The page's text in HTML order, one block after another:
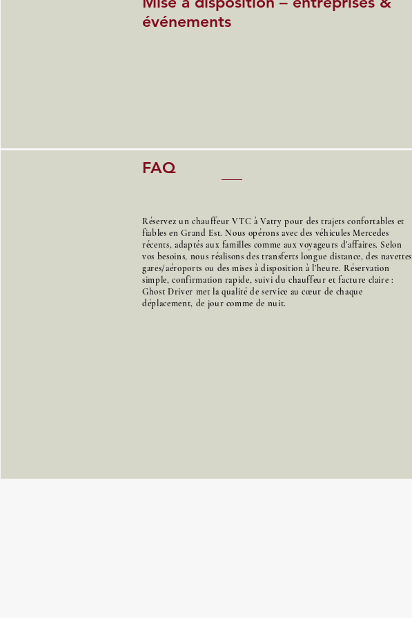
événements
FAQ
Réservez un chauffeur VTC à Vatry pour des trajets confortables et
fiables en Grand Est. Nous opérons avec des véhicules Mercedes
récents, adaptés aux familles comme aux voyageurs d’affaires. Selon
vos besoins, nous réalisons des transferts longue distance, des navettes
gares/aéroports ou des mises à disposition à l’heure. Réservation
simple, confirmation rapide, suivi du chauffeur et facture claire :
Ghost Driver met la qualité de service au cœur de chaque
déplacement, de jour comme de nuit.